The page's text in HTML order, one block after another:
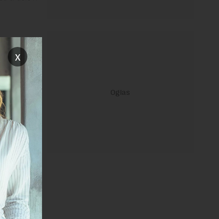
na
linka
REPLY
x